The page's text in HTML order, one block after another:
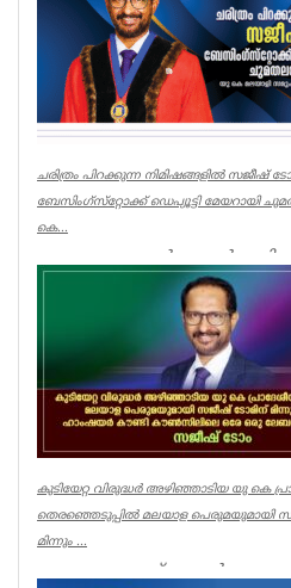
Featured News
ചരിത്രം പിറക്കുന്ന നിമിഷങ്ങളിൽ സജീഷ്
ബേസിംഗ്‌സ്‌റ്റോക്ക് ഡെപ്യൂട്ടി മേയറായി
കെ...
സ്വന്തം ലേഖകൻ ലണ്ടൻ:
നടന്ന യു കെ പ്രാദേശീയ
ഹാംഷയർ കൗണ്ടിയിലെ ഏക
കുടിയേറ്റ വിരുദ്ധർ അഴിഞ്ഞാടിയ യു കെ
തെരഞ്ഞെടുപ്പിൽ മലയാള പെരുമയുമായി
മിന്നും ...
സുജു ജോസഫ് ലണ്ടൻ: